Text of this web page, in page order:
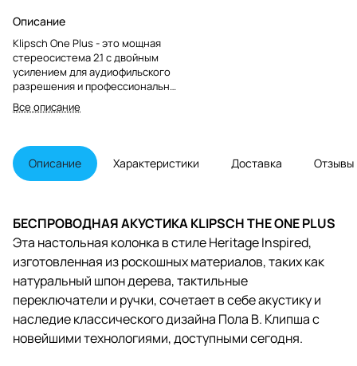
Описание
Klipsch One Plus - это мощная
стереосистема 2.1 с двойным
усилением для аудиофильского
разрешения и профессионально
настроенная акустиками Klipsch
для обеспечения кристально
великолепными басами.
Благодаря двум 2.25-дюймовым
полнодиапазонным динамикам и
будете удивлены качеством
звука, которое достигается в
таком небольшом корпусе.
Все описание
Описание Характеристики Доставка Отзывы
БЕСПРОВОДНАЯ АКУСТИКА KLIPSCH THE ONE PLUS
Эта настольная колонка в стиле Heritage Inspired,
изготовленная из роскошных материалов, таких как
натуральный шпон дерева, тактильные
переключатели и ручки, сочетает в себе акустику и
наследие классического дизайна Пола В. Клипша с
новейшими технологиями, доступными сегодня.